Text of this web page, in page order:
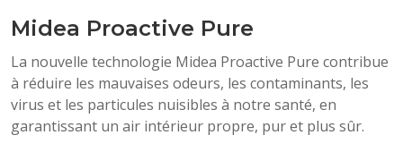
Midea Proactive Pure
La nouvelle technologie Midea Proactive Pure contribue
à réduire les mauvaises odeurs, les contaminants, les
virus et les particules nuisibles à notre santé, en
garantissant un air intérieur propre, pur et plus sûr.